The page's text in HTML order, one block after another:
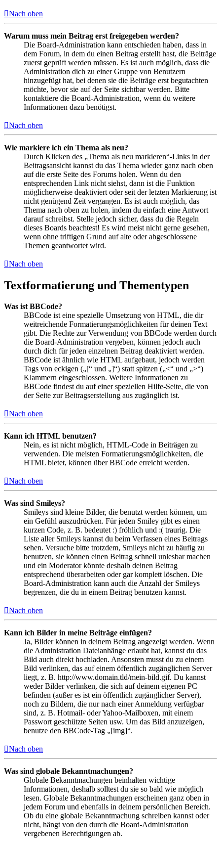
Nach oben
Warum muss mein Beitrag erst freigegeben werden?
Die Board-Administration kann entschieden haben, dass in
dem Forum, in dem du einen Beitrag erstellt hast, die Beiträge
zuerst geprüft werden müssen. Es ist auch möglich, dass die
Administration dich zu einer Gruppe von Benutzern
hinzugefügt hat, bei denen sie die Beiträge erst begutachten
möchte, bevor sie auf der Seite sichtbar werden. Bitte
kontaktiere die Board-Administration, wenn du weitere
Informationen dazu benötigst.
Nach oben
Wie markiere ich ein Thema als neu?
Durch Klicken des „Thema als neu markieren“-Links in der
Beitragsansicht kannst du das Thema wieder ganz nach oben
auf die erste Seite des Forums holen. Wenn du den
entsprechenden Link nicht siehst, dann ist die Funktion
möglicherweise deaktiviert oder seit der letzten Markierung ist
nicht genügend Zeit vergangen. Es ist auch möglich, das
Thema nach oben zu holen, indem du einfach eine Antwort
darauf schreibst. Stelle jedoch sicher, dass du die Regeln
dieses Boards beachtest! Es wird meist nicht gerne gesehen,
wenn ohne triftigen Grund auf alte oder abgeschlossene
Themen geantwortet wird.
Nach oben
Textformatierung und Thementypen
Was ist BBCode?
BBCode ist eine spezielle Umsetzung von HTML, die dir
weitreichende Formatierungsmöglichkeiten für deinen Text
gibt. Die Rechte zur Verwendung von BBCode werden durch
die Board-Administration vergeben, können jedoch auch
durch dich für jeden einzelnen Beitrag deaktiviert werden.
BBCode ist ähnlich wie HTML aufgebaut, jedoch werden
Tags von eckigen („[“ und „]“) statt spitzen („<“ und „>“)
Klammern eingeschlossen. Weitere Informationen zu
BBCode findest du auf einer speziellen Hilfe-Seite, die von
der Seite zur Beitragserstellung aus zugänglich ist.
Nach oben
Kann ich HTML benutzen?
Nein, es ist nicht möglich, HTML-Code in Beiträgen zu
verwenden. Die meisten Formatierungsmöglichkeiten, die
HTML bietet, können über BBCode erreicht werden.
Nach oben
Was sind Smileys?
Smileys sind kleine Bilder, die benutzt werden können, um
ein Gefühl auszudrücken. Für jeden Smiley gibt es einen
kurzen Code, z. B. bedeutet :) fröhlich und :( traurig. Die
Liste aller Smileys kannst du beim Verfassen eines Beitrags
sehen. Versuche bitte trotzdem, Smileys nicht zu häufig zu
benutzen, sie können einen Beitrag schnell unlesbar machen
und ein Moderator könnte deshalb deinen Beitrag
entsprechend überarbeiten oder gar komplett löschen. Die
Board-Administration kann auch die Anzahl der Smileys
begrenzen, die du in einem Beitrag benutzen kannst.
Nach oben
Kann ich Bilder in meine Beiträge einfügen?
Ja, Bilder können in deinem Beitrag angezeigt werden. Wenn
die Administration Dateianhänge erlaubt hat, kannst du das
Bild auch direkt hochladen. Ansonsten musst du zu einem
Bild verlinken, das auf einem öffentlich zugänglichen Server
liegt, z. B. http://www.domain.tld/mein-bild.gif. Du kannst
weder Bilder verlinken, die sich auf deinem eigenen PC
befinden (außer es ist ein öffentlich zugänglicher Server),
noch zu Bildern, die nur nach einer Anmeldung verfügbar
sind, z. B. Hotmail- oder Yahoo-Mailboxen, mit einem
Passwort geschützte Seiten usw. Um das Bild anzuzeigen,
benutze den BBCode-Tag „[img]“.
Nach oben
Was sind globale Bekanntmachungen?
Globale Bekanntmachungen beinhalten wichtige
Informationen, deshalb solltest du sie so bald wie möglich
lesen. Globale Bekanntmachungen erscheinen ganz oben in
jedem Forum und ebenfalls in deinem persönlichen Bereich.
Ob du eine globale Bekanntmachung schreiben kannst oder
nicht, hängt von den durch die Board-Administration
vergebenen Berechtigungen ab.